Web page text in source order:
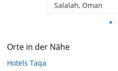
Salalah, Oman
Orte in der Nähe
Hotels Taqa